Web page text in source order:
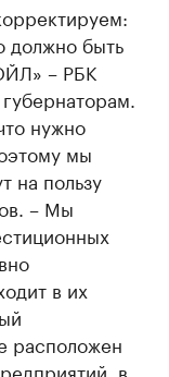
должно быть
– РБК
нужно
мы
на пользу
– Мы
в их
расположен
в